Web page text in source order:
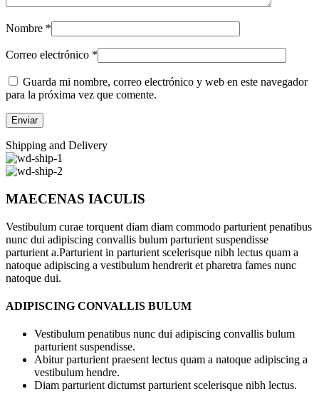
Nombre *
Correo electrónico *
Guarda mi nombre, correo electrónico y web en este navegador
para la próxima vez que comente.
Shipping and Delivery
MAECENAS IACULIS
Vestibulum curae torquent diam diam commodo parturient penatibus
nunc dui adipiscing convallis bulum parturient suspendisse
parturient a.Parturient in parturient scelerisque nibh lectus quam a
natoque adipiscing a vestibulum hendrerit et pharetra fames nunc
natoque dui.
ADIPISCING CONVALLIS BULUM
Vestibulum penatibus nunc dui adipiscing convallis bulum
parturient suspendisse.
Abitur parturient praesent lectus quam a natoque adipiscing a
vestibulum hendre.
Diam parturient dictumst parturient scelerisque nibh lectus.